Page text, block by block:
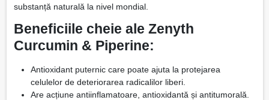
substanță naturală la nivel mondial.
Beneficiile cheie ale Zenyth
Curcumin & Piperine:
Antioxidant puternic care poate ajuta la protejarea
celulelor de deteriorarea radicalilor liberi.
Are acțiune antiinflamatoare, antioxidantă și antitumorală.